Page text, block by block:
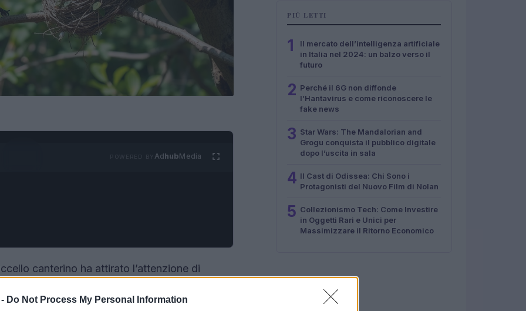
Do Not Process My Personal Information
AdhubMedia
canterino ha attirato l’attenzione di
prova le loro capacità di ricerca. Si tratta
ha vissuto tra i 14 e i 19 milioni di anni fa,
PIÙ LETTI
1
Il mercato dell’intelligenza artificiale
in Italia nel 2024: un balzo verso il
futuro
2 Perché il 6G non diffonde
l’Hantavirus e come riconoscere le
fake news
3 Star Wars: The Mandalorian and
Grogu conquista il pubblico digitale
dopo l’uscita in sala
4 Il Cast di Odissea: Chi Sono i
Protagonisti del Nuovo Film di Nolan
5 Collezionismo Tech: Come Investire
in Oggetti Rari e Unici per
Massimizzare il Ritorno Economico